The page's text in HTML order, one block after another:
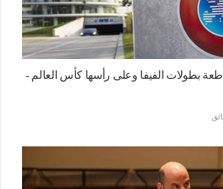
بطولات الفيفا وعلى رأسها كأس العالم -